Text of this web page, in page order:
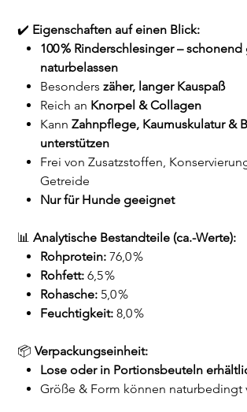
✔️ Eigenschaften auf einen Blick:
100 % Rinderschlesinger –
naturbelassen
Besonderszäher, langer Kauspaß
Reich an Knorpel & Collagen
KannZahnpflege, Kaumuskulatur &
unterstützen
Frei von Zusatzstoffen,
Getreide
Nur für Hunde geeignet
📊Analytische Bestandteile (ca.-Werte):
Rohprotein: 76,0 %
Rohfett: 6,5 %
Rohasche: 5,0 %
Feuchtigkeit: 8,0 %
📦Verpackungseinheit:
Lose oder in Portionsbeuteln
Größe & Form können naturbedingt